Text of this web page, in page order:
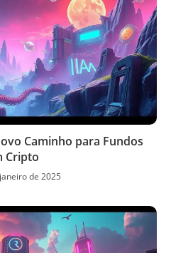
Caminho para Fundos
Cripto
de 2025